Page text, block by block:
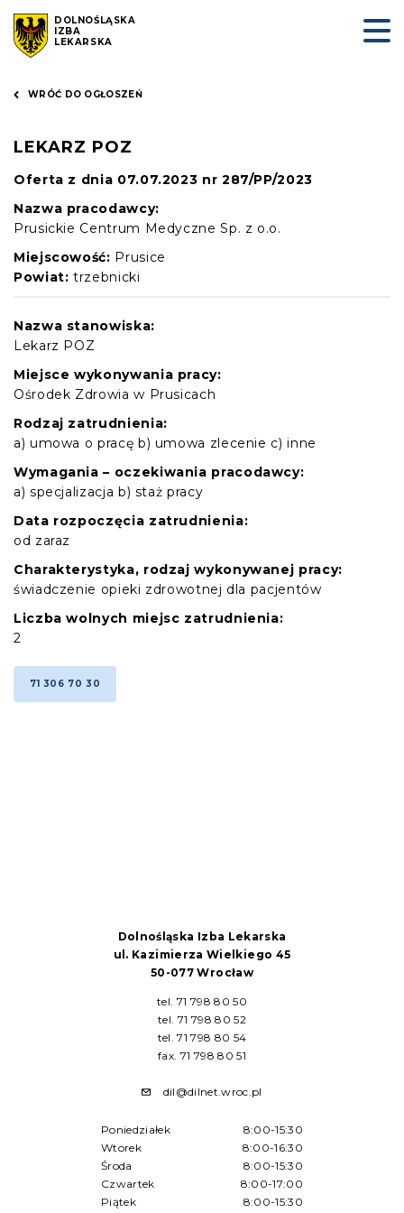
DOLNOŚLĄSKA
IZBA
LEKARSKA
WRÓĆ DO OGŁOSZEŃ
LEKARZ POZ
Oferta z dnia 07.07.2023 nr 287/PP/2023
Nazwa pracodawcy:
Prusickie Centrum Medyczne Sp. z o.o.
Miejscowość: Prusice
Powiat: trzebnicki
Nazwa stanowiska:
Lekarz POZ
Miejsce wykonywania pracy:
Ośrodek Zdrowia w Prusicach
Rodzaj zatrudnienia:
a) umowa o pracę b) umowa zlecenie c) inne
Wymagania – oczekiwania pracodawcy:
a) specjalizacja b) staż pracy
Data rozpoczęcia zatrudnienia:
od zaraz
Charakterystyka, rodzaj wykonywanej pracy:
świadczenie opieki zdrowotnej dla pacjentów
Liczba wolnych miejsc zatrudnienia:
2
71 306 70 30
Dolnośląska Izba Lekarska
ul. Kazimierza Wielkiego 45
50-077 Wrocław
tel. 71 798 80 50
tel. 71 798 80 52
tel. 71 798 80 54
fax. 71 798 80 51
dil@dilnet.wroc.pl
Poniedziałek
8:00-15:30
Wtorek
8:00-16:30
Środa
8:00-15:30
Czwartek
8:00-17:00
Piątek
8:00-15:30